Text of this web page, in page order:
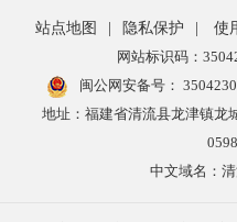
站点地图 隐私保护 使
网站标识码：
闽公网安备号：
地址：福建省清流县龙津镇龙
中文域名：